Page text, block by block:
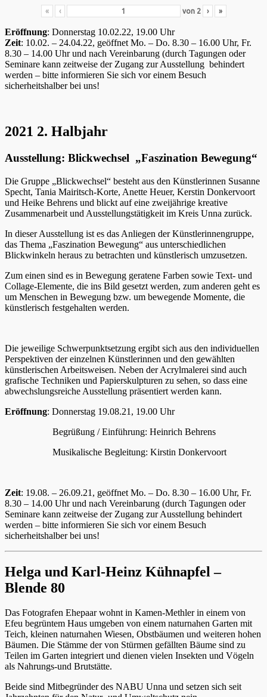
« ‹ von 2 › »
Eröffnung: Donnerstag 10.02.22, 19.00 Uhr
Zeit: 10.02. – 24.04.22, geöffnet Mo. – Do. 8.30 – 16.00 Uhr, Fr.
8.30 – 14.00 Uhr und nach Vereinbarung (durch Tagungen oder
Seminare kann zeitweise der Zugang zur Ausstellung behindert
werden – bitte informieren Sie sich vor einem Besuch
sicherheitshalber bei uns!
2021 2. Halbjahr
Ausstellung: Blickwechsel „Faszination Bewegung“
Die Gruppe „Blickwechsel“ besteht aus den Künstlerinnen Susanne
Specht, Tania Mairitsch-Korte, Anette Heuer, Kerstin Donkervoort
und Heike Behrens und blickt auf eine zweijährige kreative
Zusammenarbeit und Ausstellungstätigkeit im Kreis Unna zurück.
In dieser Ausstellung ist es das Anliegen der Künstlerinnengruppe,
das Thema „Faszination Bewegung“ aus unterschiedlichen
Blickwinkeln heraus zu betrachten und künstlerisch umzusetzen.
Zum einen sind es in Bewegung geratene Farben sowie Text- und
Collage-Elemente, die ins Bild gesetzt werden, zum anderen geht es
um Menschen in Bewegung bzw. um bewegende Momente, die
künstlerisch festgehalten werden.
Die jeweilige Schwerpunktsetzung ergibt sich aus den individuellen
Perspektiven der einzelnen Künstlerinnen und den gewählten
künstlerischen Arbeitsweisen. Neben der Acrylmalerei sind auch
grafische Techniken und Papierskulpturen zu sehen, so dass eine
abwechslungsreiche Ausstellung präsentiert werden kann.
Eröffnung: Donnerstag 19.08.21, 19.00 Uhr
Begrüßung / Einführung: Heinrich Behrens
Musikalische Begleitung: Kirstin Donkervoort
Zeit: 19.08. – 26.09.21, geöffnet Mo. – Do. 8.30 – 16.00 Uhr, Fr.
8.30 – 14.00 Uhr und nach Vereinbarung (durch Tagungen oder
Seminare kann zeitweise der Zugang zur Ausstellung behindert
werden – bitte informieren Sie sich vor einem Besuch
sicherheitshalber bei uns!
Helga und Karl-Heinz Kühnapfel –
Blende 80
Das Fotografen Ehepaar wohnt in Kamen-Methler in einem von
Efeu begrüntem Haus umgeben von einem naturnahen Garten mit
Teich, kleinen naturnahen Wiesen, Obstbäumen und weiteren hohen
Bäumen. Die Stämme der von Stürmen gefällten Bäume sind zu
Teilen im Garten integriert und dienen vielen Insekten und Vögeln
als Nahrungs-und Brutstätte.
Beide sind Mitbegründer des NABU Unna und setzen sich seit